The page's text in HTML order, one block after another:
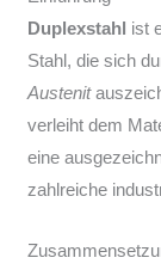
Duplexstahl ist
Stahl, die sich
Austenit
verleiht dem
eine
zahlreiche